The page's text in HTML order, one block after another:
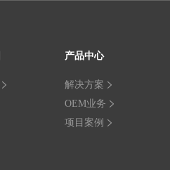
产品中心
解决方案
OEM业务
项目案例